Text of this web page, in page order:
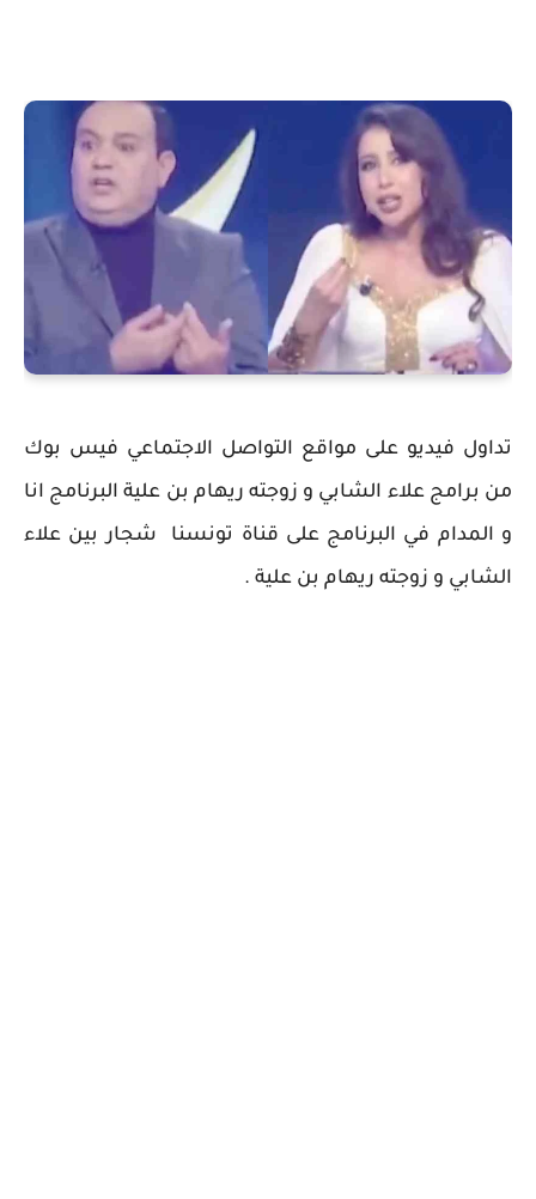
تداول فيديو على مواقع التواصل الاجتماعي فيس بوك
من برامج علاء الشابي و زوجته ريهام بن علية البرنامج انا
و المدام في البرنامج على قناة تونسنا شجار بين علاء
الشابي و زوجته ريهام بن علية .